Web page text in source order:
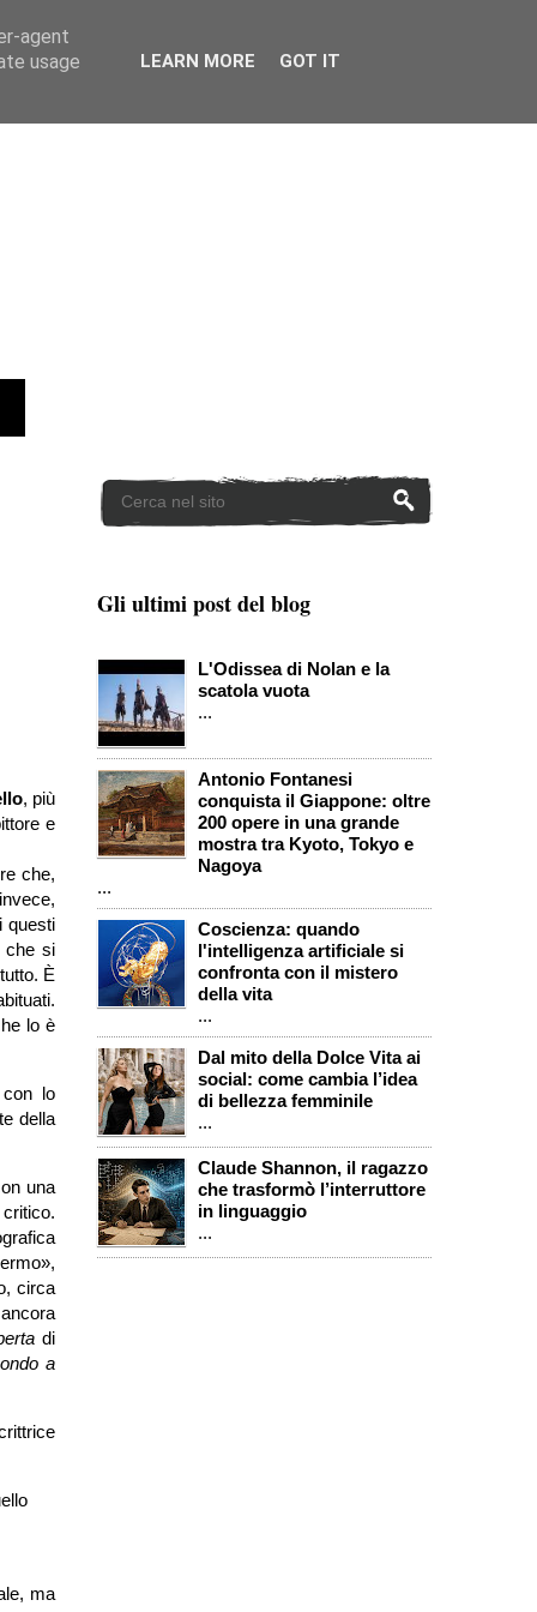
, più
e
che,
questi
che si
È
lo è
lo
della
una
circa
di
a
ma
Gli ultimi post del blog
L'Odissea di Nolan e la
scatola vuota
...
Antonio Fontanesi
conquista il Giappone: oltre
200 opere in una grande
mostra tra Kyoto, Tokyo e
Nagoya
...
Coscienza: quando
l'intelligenza artificiale si
confronta con il mistero
della vita
...
Dal mito della Dolce Vita ai
social: come cambia l’idea
di bellezza femminile
...
Claude Shannon, il ragazzo
che trasformò l’interruttore
in linguaggio
...
agent
usage
LEARN MORE GOT IT